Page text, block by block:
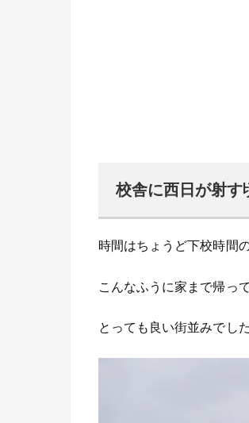
校舎に西日が射す
時間はちょうど下校時間の
こんなふうに家まで帰っ
とっても良い街並みでした